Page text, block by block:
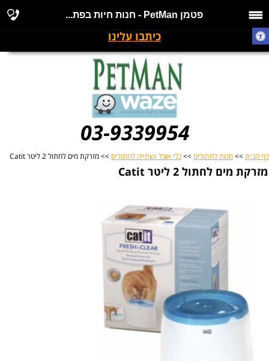
פטמן PetMan - חנות חיות בפת...
כיתבו עלינו
03-9339954
דף הבית >> חנות לחתולים >> כלי אוכל ושתייה לחתולים >> מזרקת מים לחתול 2 ליטר Catit
מזרקת מים לחתול 2 ליטר Catit